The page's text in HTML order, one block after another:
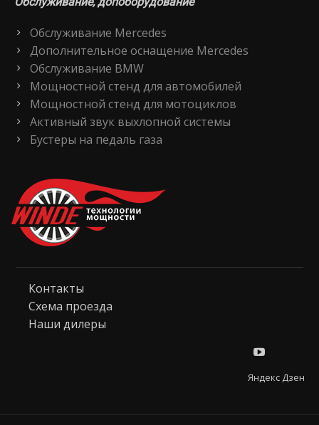
Обслуживание Mercedes
Дополнительное оснащение Mercedes
Обслуживание BMW
Мощностной стенд для автомобилей
Мощностной стенд для мотоциклов
Активный звук выхлопной системы
Бустеры на педаль газа
Контакты
Схема проезда
Наши дилеры
Яндекс Дзен